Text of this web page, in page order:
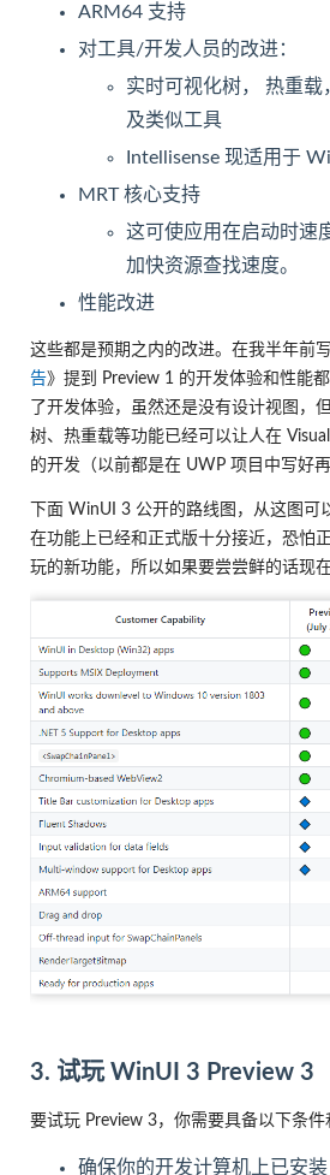
ARM64 支持
对工具/开发人员的改进：
实时可视化树， 热重
及类似工具
Intellisense 现适用于
MRT 核心支持
这可使应用在启动时速
加快资源查找速度。
性能改进
这些都是预期之内的改进。在我半年前
告》提到 Preview 1 的开发体验和性能
了开发体验，虽然还是没有设计视图，
树、热重载等功能已经可以让人在
的开发（以前都是在 UWP 项目中写好
下面 WinUI 3 公开的路线图，从这图
在功能上已经和正式版十分接近，恐怕
玩的新功能，所以如果要尝尝鲜的话现在
3. 试玩 WinUI 3 Preview 3
要试玩 Preview 3，你需要具备以下条件
确保你的开发计算机上已安